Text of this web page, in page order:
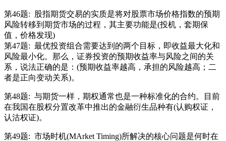
第46题:
股指期货交易的实质是将对股票市场价格指数的预期
风险转移到期货市场的过程，其主要功能是(投机，套期保
值，价格发现)
第47题: 最优投资组合需要达到的两个目标，即收益最大化和
风险最小化。那么，证券投资的预期收益率与风险之间的关
系，说法正确的是：(预期收益率越高，承担的风险越高；二
者是正向变动关系)。
第48题: 与期货一样，期权通常也是一种标准化的合约。目前
在我国在股权分置改革中推出的金融衍生品种有(认购权证，
认沽权证)。
第49题: 市场时机(MArket Timing)所解决的核心问题是何时在